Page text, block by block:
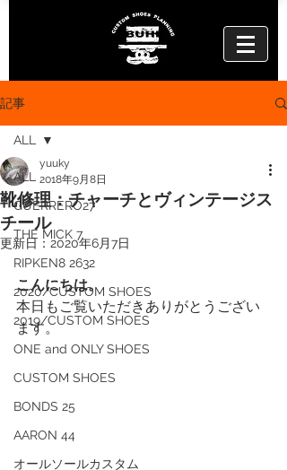
記事
ALL
GUERRERO27
THE MICK 7
RIPKEN8 2632
2020/CUSTOM SHOES
2019/CUSTOM SHOES
ONE and ONLY SHOES
CUSTOM SHOES
BONDS 25
AARON 44
オールソールカスタム
ALL
靴修理：チャーチとヴィンテージス
チール
yuuky
2018年9月8日
更新日： 2020年6月7日
こんにちは。
本日もご覧いただきありがとうござい
ます。